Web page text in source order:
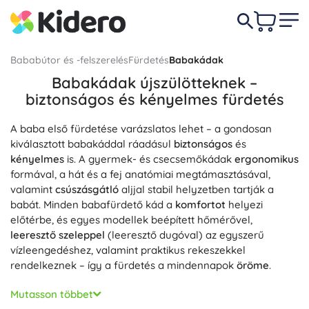
Bababútor és -felszerelésFürdetésBabakádak
Babakádak újszülötteknek –
biztonságos és kényelmes fürdetés
A baba első fürdetése varázslatos lehet – a gondosan
kiválasztott babakáddal ráadásul biztonságos és
kényelmes is. A gyermek- és csecsemőkádak ergonomikus
formával, a hát és a fej anatómiai megtámasztásával,
valamint csúszásgátló aljjal stabil helyzetben tartják a
babát. Minden babafürdető kád a komfortot helyezi
előtérbe, és egyes modellek beépített hőmérővel,
leeresztő szeleppel (leeresztő dugóval) az egyszerű
vízleengedéshez, valamint praktikus rekeszekkel
rendelkeznek – így a fürdetés a mindennapok öröme.
Ebben a kategóriában újszülöttek és totyogók számára is
talál megoldásokat: babakád fekvőbetéttel vagy újszülött
Mutasson többet